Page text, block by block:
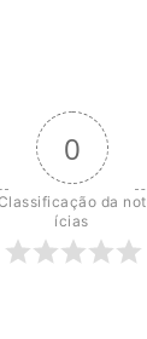
0
da not
ícias